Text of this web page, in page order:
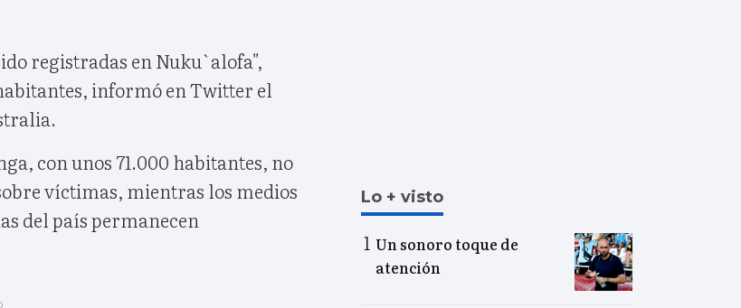
registradas en Nuku`alofa",
informó en Twitter el
con unos 71.000 habitantes, no
víctimas, mientras los medios
del país permanecen
Lo + visto
Un sonoro toque de
atención